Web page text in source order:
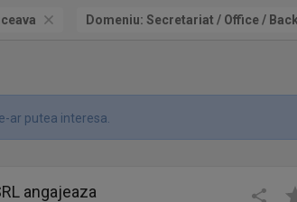
Domeniu: Secretariat / Office /
ar putea interesa.
angajeaza